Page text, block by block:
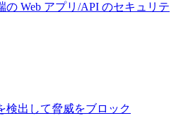
の Web アプリ/API のセキュリテ
検出して脅威をブロック